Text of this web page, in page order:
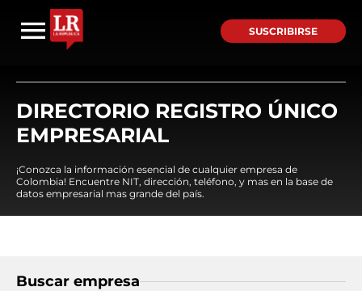
SUSCRIBIRSE
DIRECTORIO REGISTRO ÚNICO
EMPRESARIAL
¡Conozca la información esencial de cualquier empresa de
Colombia! Encuentre NIT, dirección, teléfono, y mas en la base de
datos empresarial mas grande del país.
Buscar empresa